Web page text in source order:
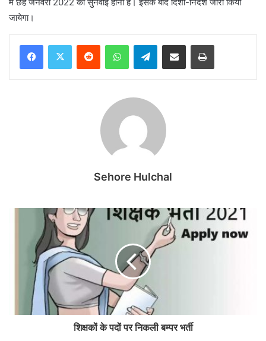
जायेगा।
Telegram
Sehore Hulchal
शिक्षकों के पदों पर निकली बम्पर भर्ती